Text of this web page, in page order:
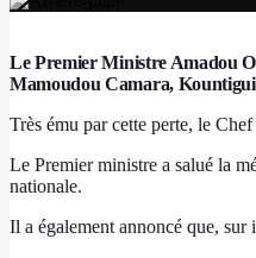
Le Premier Ministre Amadou
Mamoudou Camara,
Très ému par cette perte, le
Le Premier ministre a salué la
nationale.
Il a également annoncé que, sur